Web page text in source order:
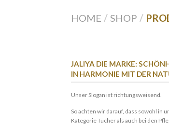
HOME / SHOP /
JALIYA DIE MARKE:
IN HARMONIE MIT DER
Unser Slogan ist richtungsweisend.
So achten wir darauf, dass sowohl in
Kategorie Tücher als auch bei den